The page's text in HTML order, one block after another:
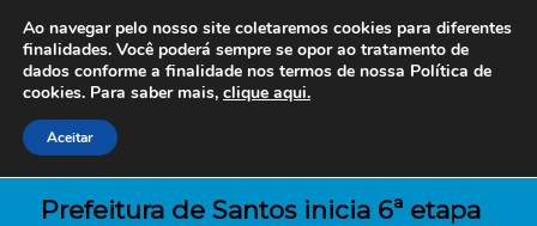
Prefeitura de Santos inicia 6ª etapa
Ao navegar pelo nosso site coletaremos cookies para diferentes
finalidades. Você poderá sempre se opor ao tratamento de
dados conforme a finalidade nos termos de nossa Política de
cookies. Para saber mais, clique aqui.
Aceitar